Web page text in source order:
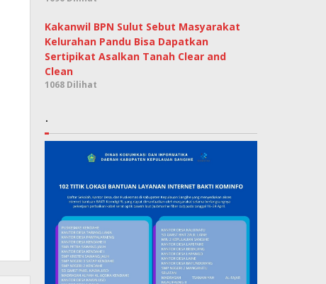
Kakanwil BPN Sulut Sebut Masyarakat
Kelurahan Pandu Bisa Dapatkan
Sertipikat Asalkan Tanah Clear and
Clean
1068 Dilihat
.